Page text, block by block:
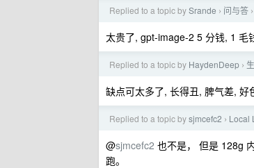
Replied to a topic bySrande › 问与答 ›
太贵了, gpt-image-2 5 分钱, 1 毛
Replied to a topic by HaydenDeep ›
缺点可太多了, 长得丑, 脾气差,
Replied to a topic bysjmcefc2 › Local
@sjmcefc2 也不是， 但是 128g
跑。